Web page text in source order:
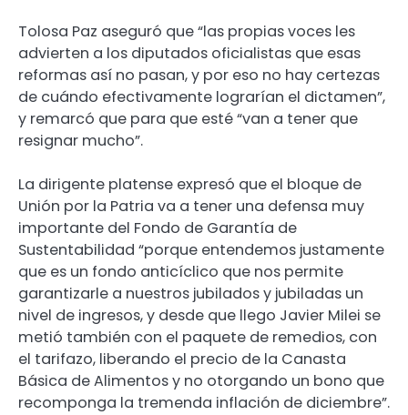
Tolosa Paz aseguró que “las propias voces les
advierten a los diputados oficialistas que esas
reformas así no pasan, y por eso no hay certezas
de cuándo efectivamente lograrían el dictamen”,
y remarcó que para que esté “van a tener que
resignar mucho”.
La dirigente platense expresó que el bloque de
Unión por la Patria va a tener una defensa muy
importante del Fondo de Garantía de
Sustentabilidad “porque entendemos justamente
que es un fondo anticíclico que nos permite
garantizarle a nuestros jubilados y jubiladas un
nivel de ingresos, y desde que llego Javier Milei se
metió también con el paquete de remedios, con
el tarifazo, liberando el precio de la Canasta
Básica de Alimentos y no otorgando un bono que
recomponga la tremenda inflación de diciembre”.